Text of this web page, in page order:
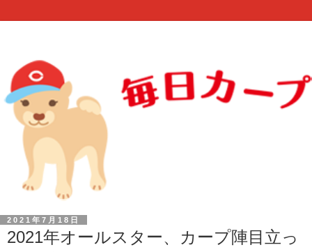
2021年7月18日
2021年オールスター、カープ陣目立っ